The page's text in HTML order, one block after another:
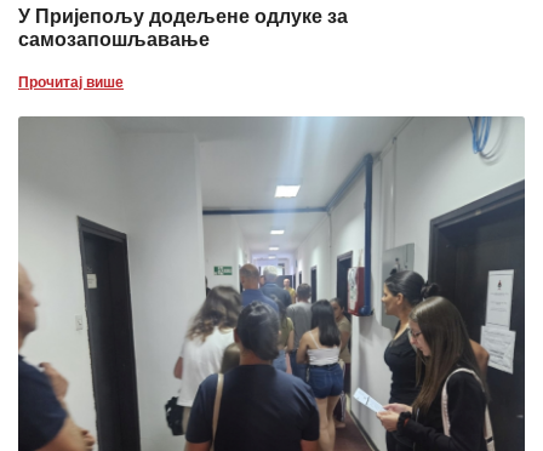
У Пријепољу додељене одлуке за
самозапошљавање
Прочитај више